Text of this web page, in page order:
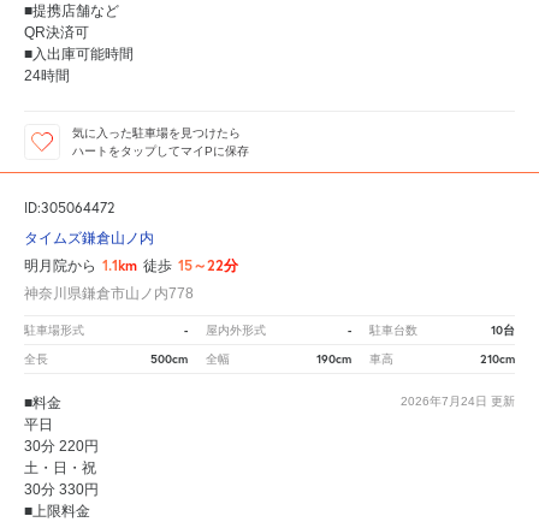
■提携店舗など
QR決済可
■入出庫可能時間
24時間
気に入った駐車場を見つけたら
ハートをタップしてマイPに保存
ID:305064472
タイムズ鎌倉山ノ内
明月院から 1.1km 徒歩 15～22分
神奈川県鎌倉市山ノ内778
駐車場形式 - 屋内外形式 - 駐車台数 10台
全長 500cm 全幅 190cm 車高 210cm
2026年7月24日 更新
■料金
平日
30分 220円
土・日・祝
30分 330円
■上限料金